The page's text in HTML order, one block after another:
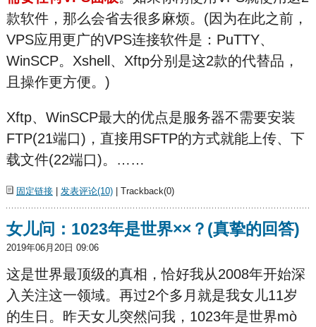
款软件，那么会省去很多麻烦。(因为在此之前，
VPS应用更广的VPS连接软件是：PuTTY、
WinSCP。Xshell、Xftp分别是这2款的代替品，
且操作更方便。)
Xftp、WinSCP最大的优点是服务器不需要安装
FTP(21端口)，直接用SFTP的方式就能上传、下
载文件(22端口)。……
固定链接| 发表评论(10)| Trackback(0)
女儿问：1023年是世界××？(真挚的回答)
2019年06月20日 09:06
这是世界最顶级的真相，恰好我从2008年开始深
入关注这一领域。再过2个多月就是我女儿11岁
的生日。昨天女儿突然问我，1023年是世界mò